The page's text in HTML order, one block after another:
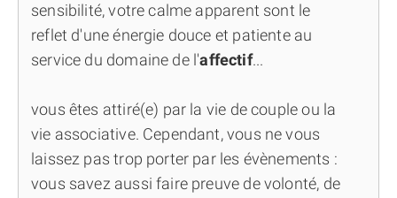
sensibilité, votre calme apparent sont le
reflet d'une énergie douce et patiente au
service du domaine de l'affectif...
vous êtes attiré(e) par la vie de couple ou la
vie associative. Cependant, vous ne vous
laissez pas trop porter par les évènements :
vous savez aussi faire preuve de volonté, de